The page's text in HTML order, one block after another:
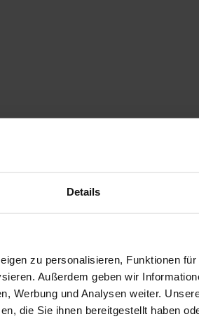
Details
zu personalisieren, Funktionen
Außerdem geben wir
Werbung und Analysen weiter.
die Sie ihnen bereitgestellt haben